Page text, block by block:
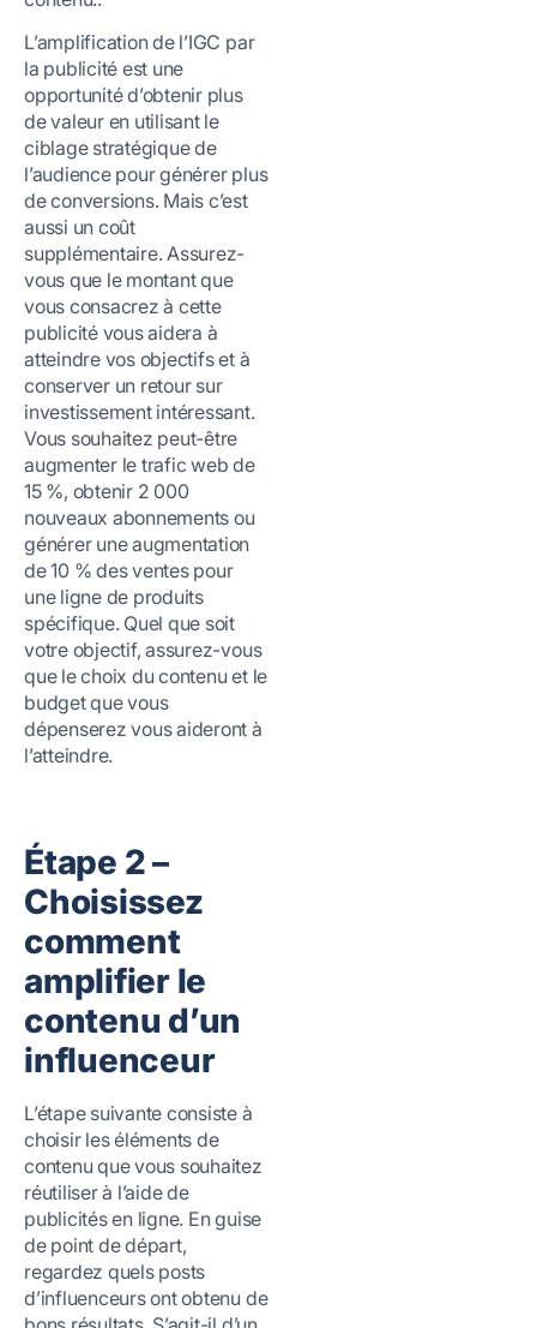
L’amplification de l’IGC par
la publicité est une
opportunité d’obtenir plus
de valeur en utilisant le
ciblage stratégique de
l’audience pour générer plus
de conversions. Mais c’est
aussi un coût
supplémentaire. Assurez-
vous que le montant que
vous consacrez à cette
publicité vous aidera à
atteindre vos objectifs et à
conserver un retour sur
investissement intéressant.
Vous souhaitez peut-être
augmenter le trafic web de
15 %, obtenir 2 000
nouveaux abonnements ou
générer une augmentation
de 10 % des ventes pour
une ligne de produits
spécifique. Quel que soit
votre objectif, assurez-vous
que le choix du contenu et le
budget que vous
dépenserez vous aideront à
l’atteindre.
Étape 2 –
Choisissez
comment
amplifier le
contenu d’un
influenceur
L’étape suivante consiste à
choisir les éléments de
contenu que vous souhaitez
réutiliser à l’aide de
publicités en ligne. En guise
de point de départ,
regardez quels posts
d’influenceurs ont obtenu de